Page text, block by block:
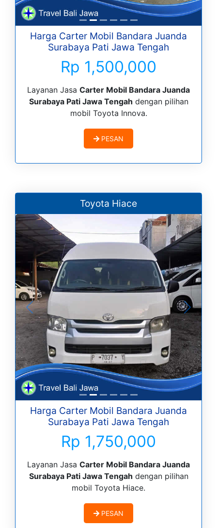
Harga Carter Mobil Bandara Juanda
Surabaya Pati Jawa Tengah
Rp 1,500,000
Layanan Jasa Carter Mobil Bandara Juanda
Surabaya Pati Jawa Tengah dengan pilihan
mobil Toyota Innova.
PESAN
Toyota Hiace
Harga Carter Mobil Bandara Juanda
Surabaya Pati Jawa Tengah
Rp 1,750,000
Layanan Jasa Carter Mobil Bandara Juanda
Surabaya Pati Jawa Tengah dengan pilihan
mobil Toyota Hiace.
PESAN